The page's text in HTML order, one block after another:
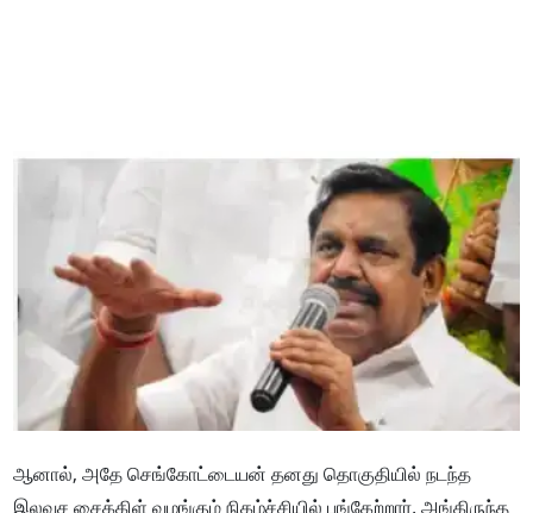
ஆனால், அதே செங்கோட்டையன் தனது தொகுதியில் நடந்த
இலவச சைக்கிள் வழங்கும் நிகழ்ச்சியில் பங்கேற்றார். அங்கிருந்த